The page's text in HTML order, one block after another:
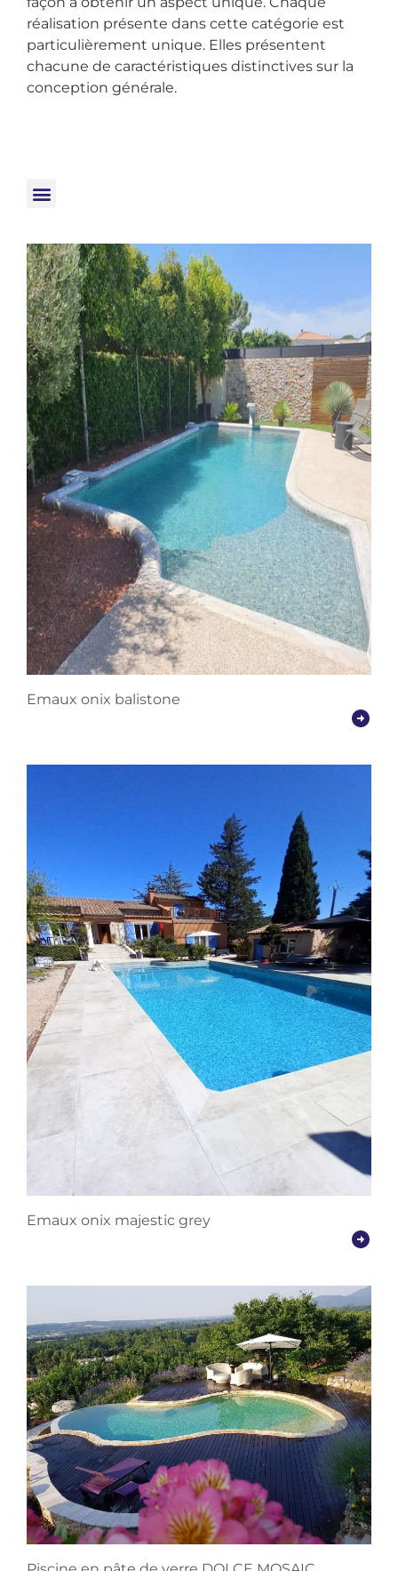
réalisation présente dans cette catégorie est
particulièrement unique. Elles présentent
chacune de caractéristiques distinctives sur la
conception générale.
Emaux onix balistone
Emaux onix majestic grey